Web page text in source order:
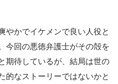
やかでイケメンで良い人役と
今回の悪徳弁護士がその殻を
期待しているが、結局は世の
的なストーリーではないかと